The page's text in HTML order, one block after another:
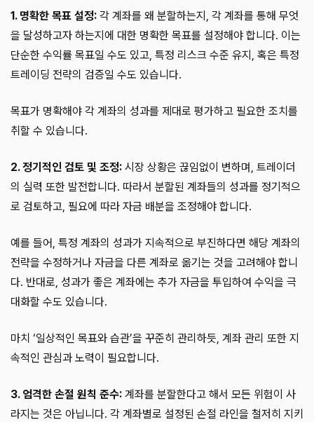
1. 명확한 목표 설정: 각 계좌를 왜 분할하는지, 각 계좌를 통해 무엇
을 달성하고자 하는지에 대한 명확한 목표를 설정해야 합니다. 이는
단순한 수익률 목표일 수도 있고, 특정 리스크 수준 유지, 혹은 특정
트레이딩 전략의 검증일 수도 있습니다.
목표가 명확해야 각 계좌의 성과를 제대로 평가하고 필요한 조치를
취할 수 있습니다.
2. 정기적인 검토 및 조정: 시장 상황은 끊임없이 변하며, 트레이더
의 실력 또한 발전합니다. 따라서 분할된 계좌들의 성과를 정기적으
로 검토하고, 필요에 따라 자금 배분을 조정해야 합니다.
예를 들어, 특정 계좌의 성과가 지속적으로 부진하다면 해당 계좌의
전략을 수정하거나 자금을 다른 계좌로 옮기는 것을 고려해야 합니
다. 반대로, 성과가 좋은 계좌에는 추가 자금을 투입하여 수익을 극
대화할 수도 있습니다.
마치 ‘일상적인 목표와 습관’을 꾸준히 관리하듯, 계좌 관리 또한 지
속적인 관심과 노력이 필요합니다.
3. 엄격한 손절 원칙 준수: 계좌를 분할한다고 해서 모든 위험이 사
라지는 것은 아닙니다. 각 계좌별로 설정된 손절 라인을 철저히 지키